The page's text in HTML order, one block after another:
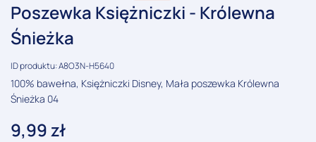
Poszewka Księżniczki - Królewna
Śnieżka
ID produktu: A8O3N-H5640
100% bawełna, Księżniczki Disney, Mała poszewka Królewna
Śnieżka 04
9,99zł